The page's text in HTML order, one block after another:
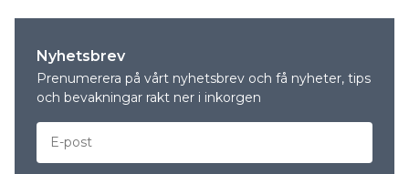
Nyhetsbrev
Prenumerera på vårt nyhetsbrev och få nyheter, tips
och bevakningar rakt ner i inkorgen